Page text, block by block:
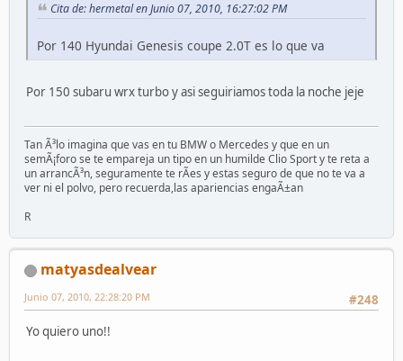
Cita de: hermetal en Junio 07, 2010, 16:27:02 PM
Por 140 Hyundai Genesis coupe 2.0T es lo que va
Por 150 subaru wrx turbo y asi seguiriamos toda la noche jeje
Tan Ã³lo imagina que vas en tu BMW o Mercedes y que en un
semÃ¡foro se te empareja un tipo en un humilde Clio Sport y te reta a
un arrancÃ³n, seguramente te rÃ­es y estas seguro de que no te va a
ver ni el polvo, pero recuerda,las apariencias engaÃ±an
R
matyasdealvear
#248
Junio 07, 2010, 22:28:20 PM
Yo quiero uno!!